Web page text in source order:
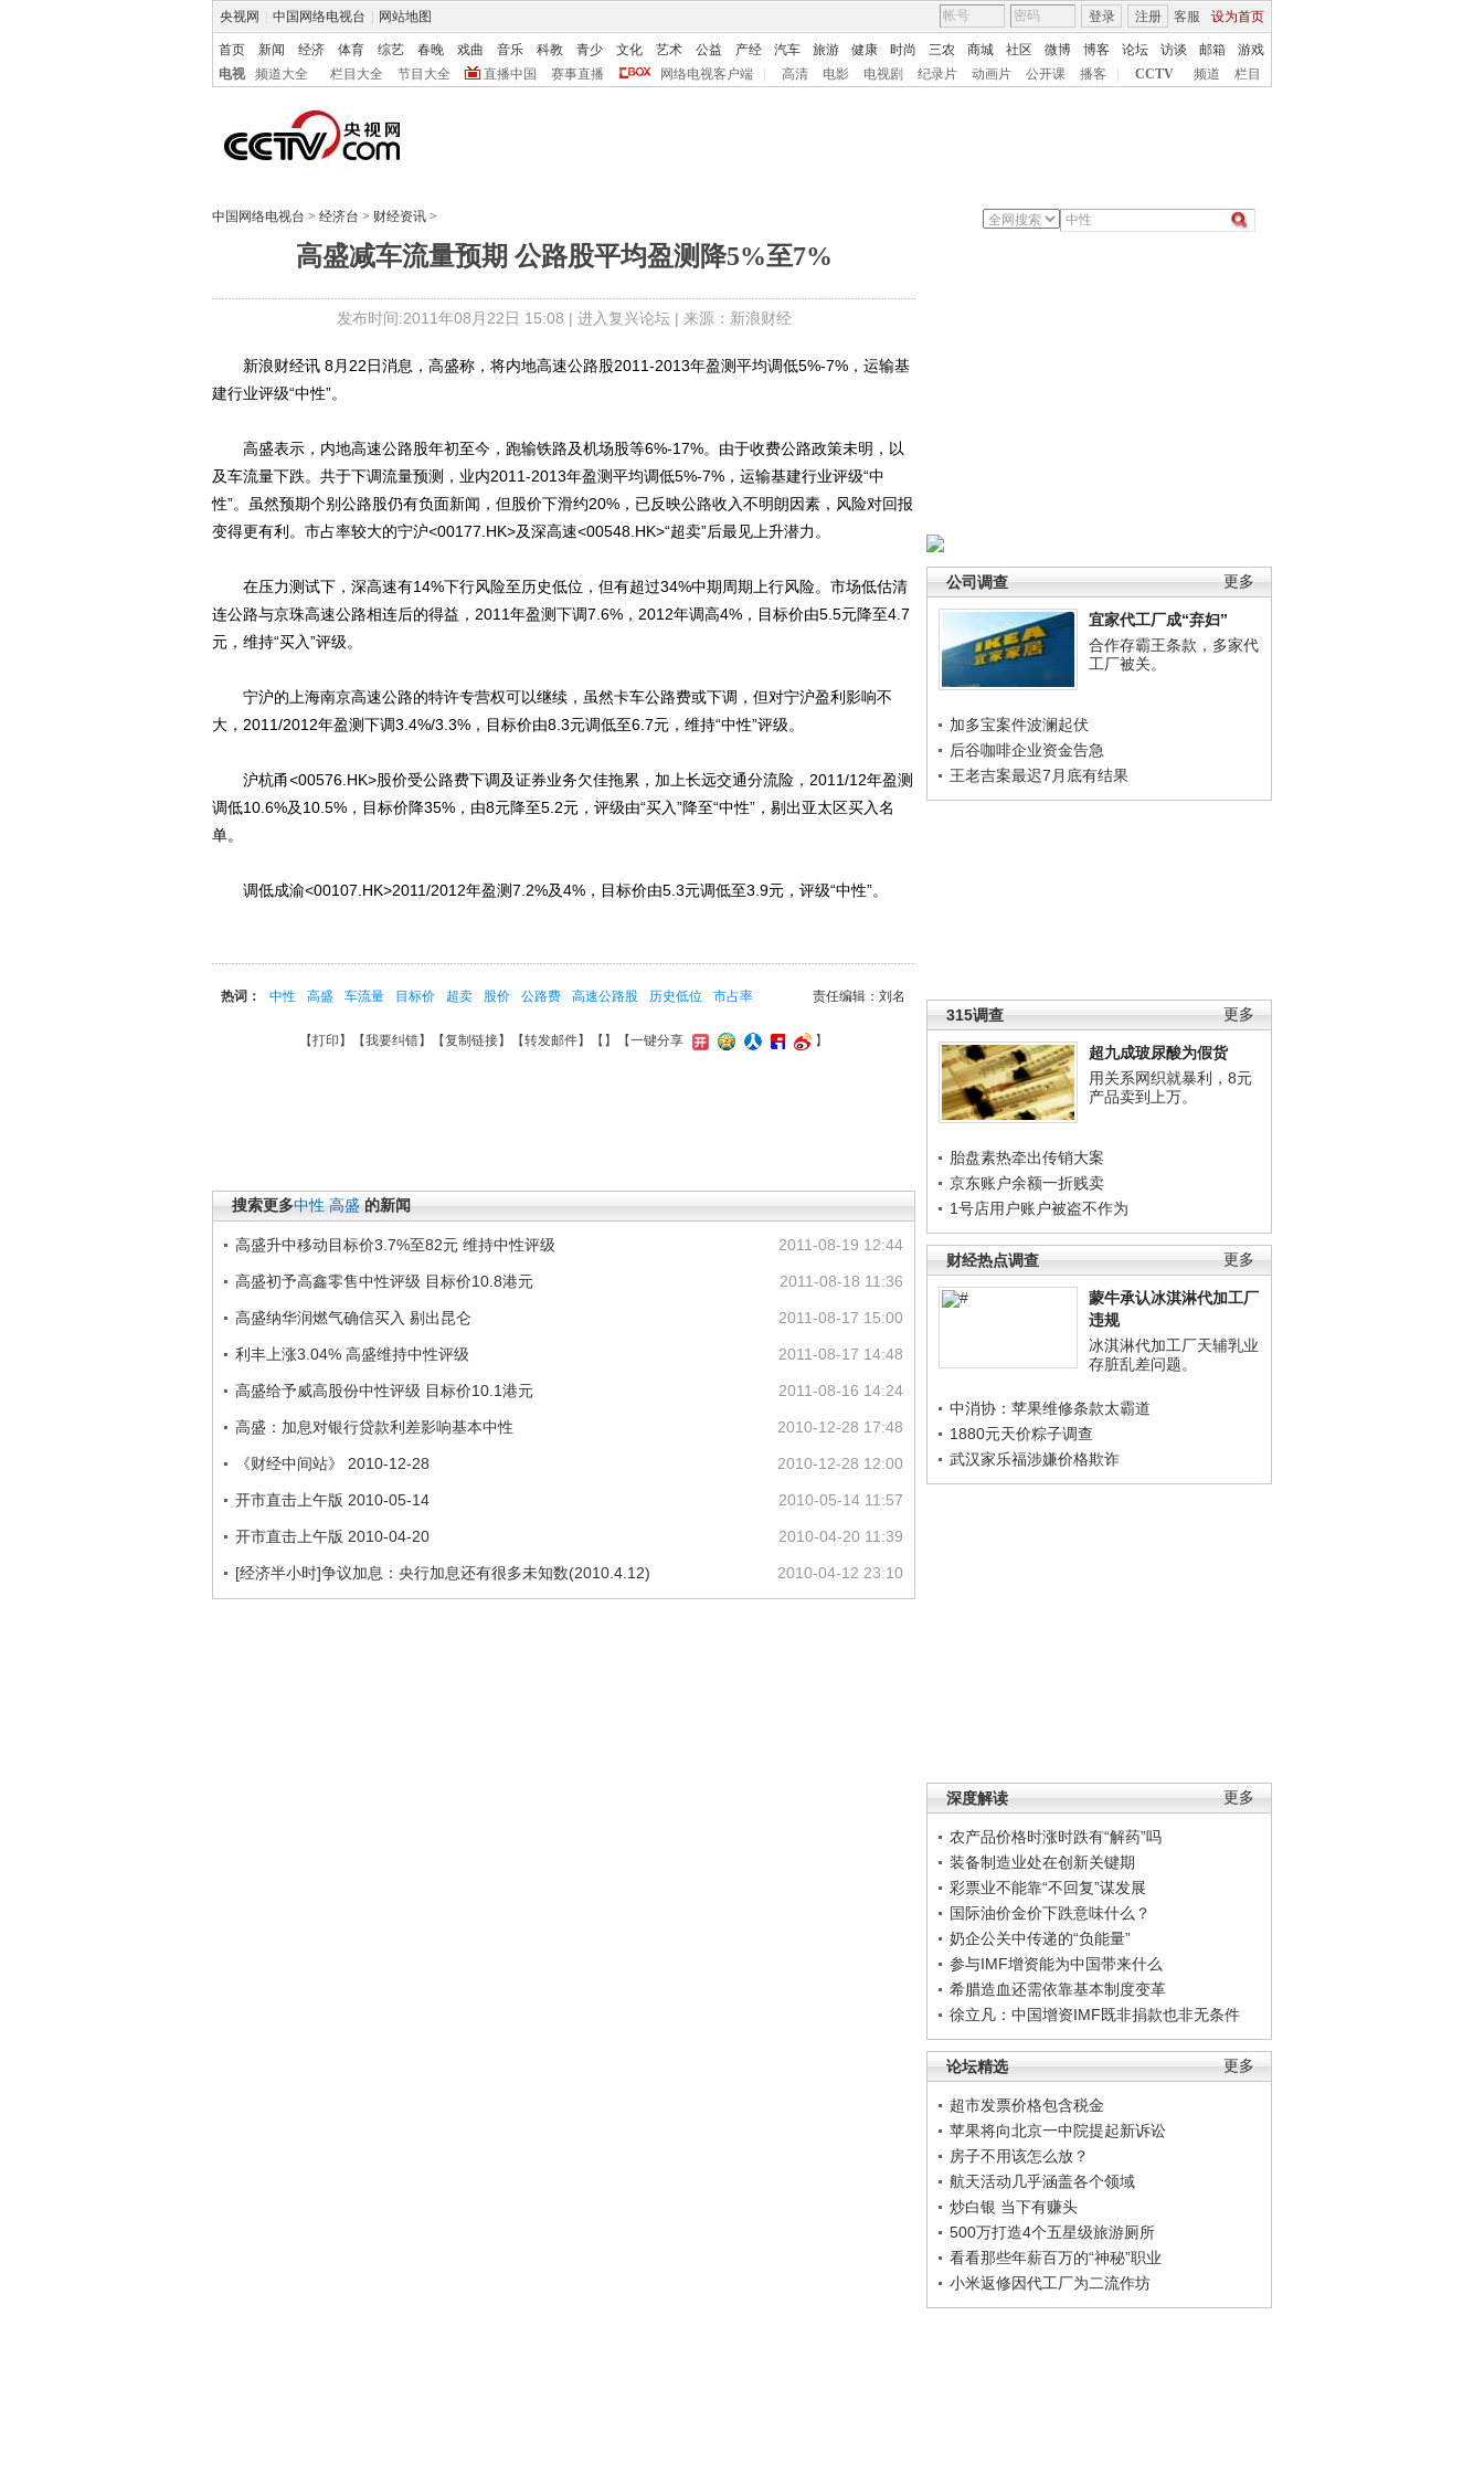
央视网 中国网络电视台 网站地图 客服 设为首页
登录 注册
首页 新闻 经济 体育 综艺 春晚 戏曲 音乐 科教 青少 文化 艺术 公益 产经 汽车 旅游 健康 时尚 三农 商城 社区 微博 博客 论坛 访谈 邮箱
游戏
电视
频道大全 栏目大全 节目大全 直播中国 赛事直播 网络电视客户端 高清 电影 电视剧 纪录片 动画片 公开课 播客 CCTV 频道 栏目
中国网络电视台 > 经济台 > 财经资讯 >
高盛减车流量预期 公路股平均盈测降5%至7%
发布时间:2011年08月22日 15:08 | 进入复兴论坛| 来源：新浪财经
更多
公司调查
宜家代工厂成“弃妇”
合作存霸王条款，多家代
工厂被关。
加多宝案件波澜起伏
后谷咖啡企业资金告急
王老吉案最迟7月底有结果
更多
315调查
超九成玻尿酸为假货
用关系网织就暴利，8元
产品卖到上万。
胎盘素热牵出传销大案
京东账户余额一折贱卖
1号店用户账户被盗不作为
更多
财经热点调查
蒙牛承认冰淇淋代加工厂
违规
冰淇淋代加工厂天辅乳业
存脏乱差问题。
中消协：苹果维修条款太霸道
1880元天价粽子调查
武汉家乐福涉嫌价格欺诈
更多
深度解读
农产品价格时涨时跌有“解药”吗
装备制造业处在创新关键期
彩票业不能靠“不回复”谋发展
国际油价金价下跌意味什么？
奶企公关中传递的“负能量”
参与IMF增资能为中国带来什么
希腊造血还需依靠基本制度变革
徐立凡：中国增资IMF既非捐款也非无条件
更多
论坛精选
超市发票价格包含税金
苹果将向北京一中院提起新诉讼
房子不用该怎么放？
航天活动几乎涵盖各个领域
炒白银 当下有赚头
500万打造4个五星级旅游厕所
看看那些年薪百万的“神秘”职业
小米返修因代工厂为二流作坊
新浪财经讯 8月22日消息，高盛称，将内地高速公路股2011-2013年盈测平均调低5%-7%，运输基
建行业评级“中性”。
高盛表示，内地高速公路股年初至今，跑输铁路及机场股等6%-17%。由于收费公路政策未明，以
及车流量下跌。共于下调流量预测，业内2011-2013年盈测平均调低5%-7%，运输基建行业评级“中
性”。虽然预期个别公路股仍有负面新闻，但股价下滑约20%，已反映公路收入不明朗因素，风险对回报
变得更有利。市占率较大的宁沪<00177.HK>及深高速<00548.HK>“超卖”后最见上升潜力。
在压力测试下，深高速有14%下行风险至历史低位，但有超过34%中期周期上行风险。市场低估清
连公路与京珠高速公路相连后的得益，2011年盈测下调7.6%，2012年调高4%，目标价由5.5元降至4.7
元，维持“买入”评级。
宁沪的上海南京高速公路的特许专营权可以继续，虽然卡车公路费或下调，但对宁沪盈利影响不
大，2011/2012年盈测下调3.4%/3.3%，目标价由8.3元调低至6.7元，维持“中性”评级。
沪杭甬<00576.HK>股价受公路费下调及证券业务欠佳拖累，加上长远交通分流险，2011/12年盈测
调低10.6%及10.5%，目标价降35%，由8元降至5.2元，评级由“买入”降至“中性”，剔出亚太区买入名
单。
调低成渝<00107.HK>2011/2012年盈测7.2%及4%，目标价由5.3元调低至3.9元，评级“中性”。
责任编辑：刘名
热词： 中性 高盛 车流量 目标价 超卖 股价 公路费 高速公路股 历史低位 市占率
【打印 】【我要纠错】【复制链接】【转发邮件】【 】 【一键分享 】
搜索更多中性 高盛 的新闻
2011-08-19 12:44
高盛升中移动目标价3.7%至82元 维持中性评级
2011-08-18 11:36
高盛初予高鑫零售中性评级 目标价10.8港元
2011-08-17 15:00
高盛纳华润燃气确信买入 剔出昆仑
2011-08-17 14:48
利丰上涨3.04% 高盛维持中性评级
2011-08-16 14:24
高盛给予威高股份中性评级 目标价10.1港元
2010-12-28 17:48
高盛：加息对银行贷款利差影响基本中性
2010-12-28 12:00
《财经中间站》 2010-12-28
2010-05-14 11:57
开市直击上午版 2010-05-14
2010-04-20 11:39
开市直击上午版 2010-04-20
2010-04-12 23:10
[经济半小时]争议加息：央行加息还有很多未知数(2010.4.12)